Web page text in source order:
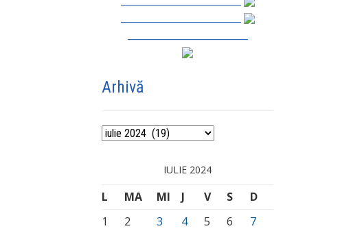
Arhivă
Arhivă
IULIE 2024
L MA MI J V S
D
1
2 3 4 5 6
7